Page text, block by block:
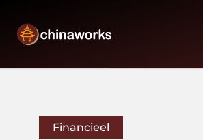
Financieel